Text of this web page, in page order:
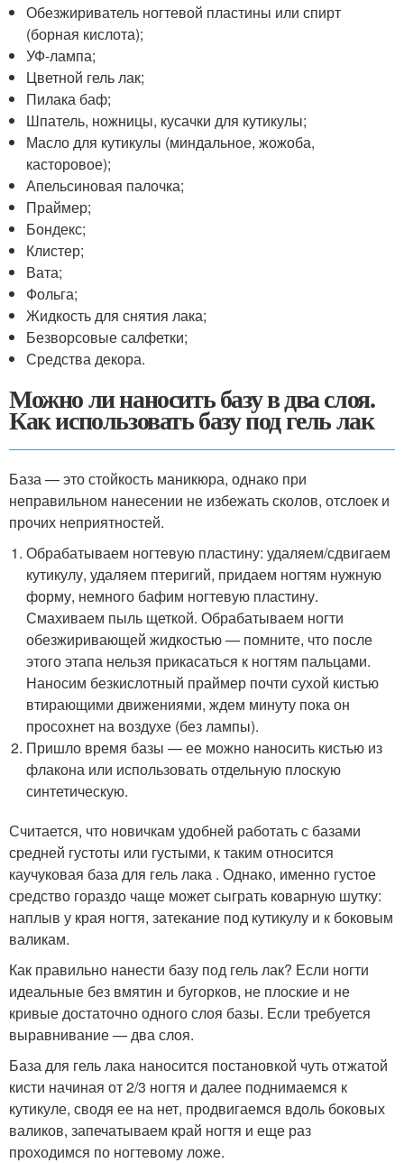
Обезжириватель ногтевой пластины или спирт
(борная кислота);
УФ-лампа;
Цветной гель лак;
Пилака баф;
Шпатель, ножницы, кусачки для кутикулы;
Масло для кутикулы (миндальное, жожоба,
касторовое);
Апельсиновая палочка;
Праймер;
Бондекс;
Клистер;
Вата;
Фольга;
Жидкость для снятия лака;
Безворсовые салфетки;
Средства декора.
Можно ли наносить базу в два слоя.
Как использовать базу под гель лак
База — это стойкость маникюра, однако при
неправильном нанесении не избежать сколов, отслоек и
прочих неприятностей.
Обрабатываем ногтевую пластину: удаляем/сдвигаем
кутикулу, удаляем птеригий, придаем ногтям нужную
форму, немного бафим ногтевую пластину.
Смахиваем пыль щеткой. Обрабатываем ногти
обезжиривающей жидкостью — помните, что после
этого этапа нельзя прикасаться к ногтям пальцами.
Наносим безкислотный праймер почти сухой кистью
втирающими движениями, ждем минуту пока он
просохнет на воздухе (без лампы).
Пришло время базы — ее можно наносить кистью из
флакона или использовать отдельную плоскую
синтетическую.
Считается, что новичкам удобней работать с базами
средней густоты или густыми, к таким относится
каучуковая база для гель лака . Однако, именно густое
средство гораздо чаще может сыграть коварную шутку:
наплыв у края ногтя, затекание под кутикулу и к боковым
валикам.
Как правильно нанести базу под гель лак? Если ногти
идеальные без вмятин и бугорков, не плоские и не
кривые достаточно одного слоя базы. Если требуется
выравнивание — два слоя.
База для гель лака наносится постановкой чуть отжатой
кисти начиная от 2/3 ногтя и далее поднимаемся к
кутикуле, сводя ее на нет, продвигаемся вдоль боковых
валиков, запечатываем край ногтя и еще раз
проходимся по ногтевому ложе.